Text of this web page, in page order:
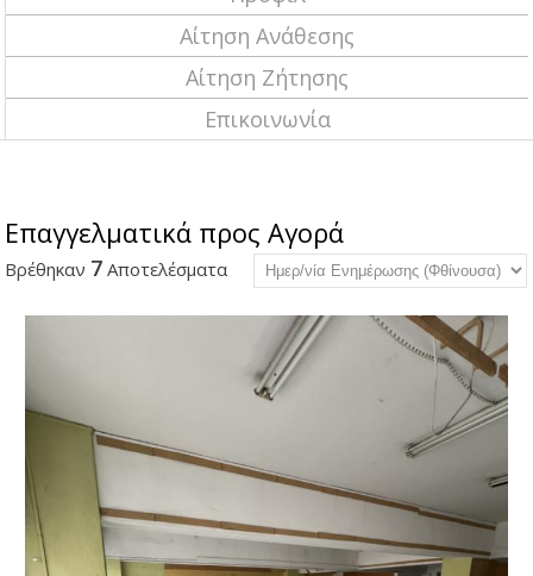
Αίτηση Ανάθεσης
Αίτηση Ζήτησης
Επικοινωνία
Επαγγελματικά προς Αγορά
Βρέθηκαν 7 Αποτελέσματα